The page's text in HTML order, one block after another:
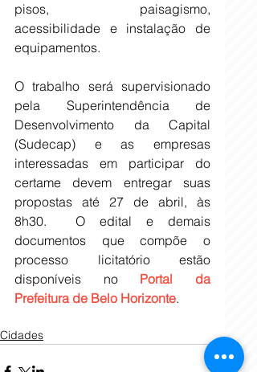
pisos, paisagismo,
acessibilidade e instalação de
equipamentos.
O trabalho será supervisionado
pela Superintendência de
Desenvolvimento da Capital
(Sudecap) e as empresas
interessadas em participar do
certame devem entregar suas
propostas até 27 de abril, às
8h30.  O edital e demais
documentos que compõe o
processo licitatório estão
disponíveis no Portal da
Prefeitura de Belo Horizonte.
Cidades